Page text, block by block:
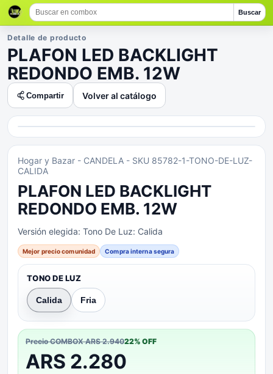
Buscar
Detalle de producto
PLAFON LED BACKLIGHT
REDONDO EMB. 12W
Compartir Volver al catálogo
Hogar y Bazar - CANDELA - SKU 85782-1-TONO-DE-LUZ-
CALIDA
PLAFON LED BACKLIGHT
REDONDO EMB. 12W
Versión elegida: Tono De Luz: Calida
Mejor precio comunidad Compra interna segura
TONO DE LUZ
Calida Fria
Precio COMBOXARS 2.94022% OFF
ARS 2.280